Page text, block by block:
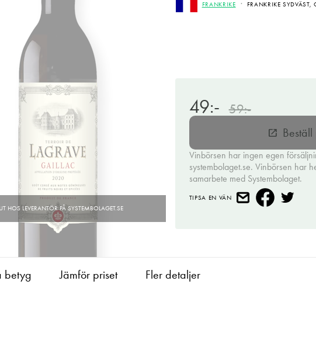
FRANKRIKE FRANKRIKE SYDVÄST,
49:- 59:-
open_in_new
Vinbörsen har ingen egen
systembolaget.se. Vinbörsen har
samarbete med Systembolaget.
TIPSA EN VÄN
betyg Jämför priset Fler detaljer